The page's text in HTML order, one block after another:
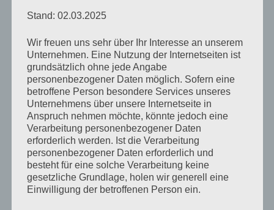
ist meine Nacht
und die Nacht
mein Tag.
Zurzeit ist
Unten auch oben
und Rechts ist links,
sowie Links gerade
rechts ist.
Stand: 02.03.2025
Wir freuen uns sehr über Ihr Interesse an unserem
Unternehmen. Eine Nutzung der Internetseiten ist
grundsätzlich ohne jede Angabe
personenbezogener Daten möglich. Sofern eine
betroffene Person besondere Services unseres
Unternehmens über unsere Internetseite in
Anspruch nehmen möchte, könnte jedoch eine
Verarbeitung personenbezogener Daten
erforderlich werden. Ist die Verarbeitung
personenbezogener Daten erforderlich und
besteht für eine solche Verarbeitung keine
gesetzliche Grundlage, holen wir generell eine
Einwilligung der betroffenen Person ein.